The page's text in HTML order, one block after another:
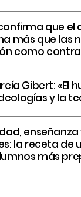
confirma que
más que las
como
Gibert: «El
y la
enseñanza
la receta de
más